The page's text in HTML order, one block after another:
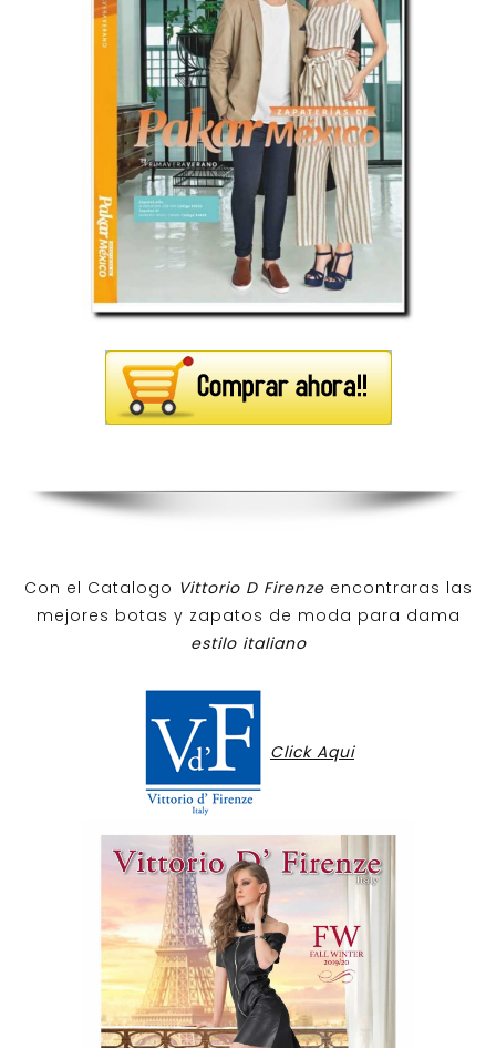
Con el Catalogo Vittorio D Firenzeencontraras las
mejores botas y zapatos de moda para dama
estilo italiano
Click Aqui